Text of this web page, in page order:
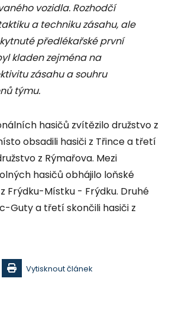
vozidla. Rozhodčí
a techniku zásahu, ale
předlékařské první
kladen zejména na
zásahu a souhru
týmu.
hasičů zvítězilo družstvo z
obsadili hasiči z Třince a třetí
z Rýmařova. Mezi
hasičů obhájilo loňské
Frýdku-Místku - Frýdku. Druhé
Guty a třetí skončili hasiči z
Vytisknout článek